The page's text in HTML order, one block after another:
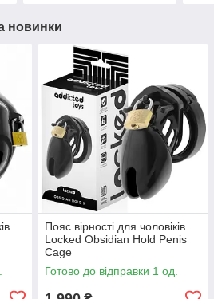
новинки
Пояс вірності для чоловіків
Locked Obsidian Hold Penis
Cage
Готово до відправки 1 од.